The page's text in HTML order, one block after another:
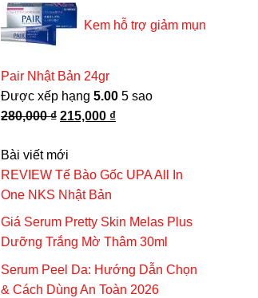
là:
700,000 ₫.là:
Kem hỗ trợ giảm mụn
Pair Nhật Bản 24gr
Được xếp hạng 5.00 5 sao
280,000₫ Giá
là:
280,000 ₫.
215,000 ₫Giá
là:
Bài viết mới
REVIEW Tế Bào Gốc UPA All In
One NKS Nhật Bản
Giá Serum Pretty Skin Melas Plus
Dưỡng Trắng Mờ Thâm 30ml
Serum Peel Da: Hướng Dẫn Chọn
& Cách Dùng An Toàn 2026